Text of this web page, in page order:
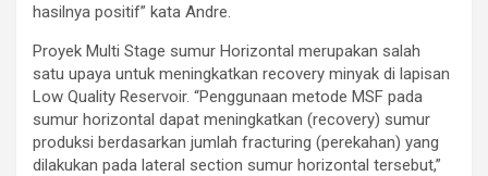
hasilnya positif” kata Andre.
Proyek Multi Stage sumur Horizontal merupakan salah
satu upaya untuk meningkatkan recovery minyak di lapisan
Low Quality Reservoir. “Penggunaan metode MSF pada
sumur horizontal dapat meningkatkan (recovery) sumur
produksi berdasarkan jumlah fracturing (perekahan) yang
dilakukan pada lateral section sumur horizontal tersebut,”